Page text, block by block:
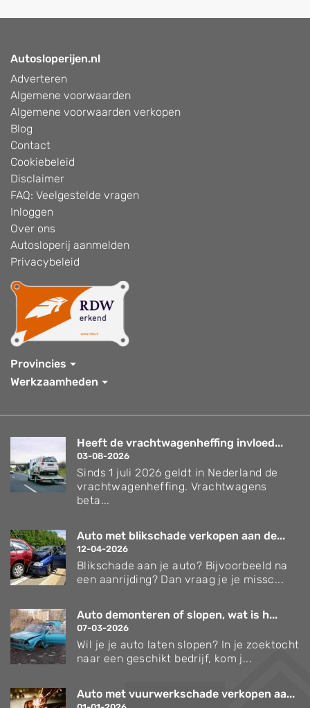
Autosloperijen.nl
Adverteren
Algemene voorwaarden
Algemene voorwaarden verkopen
Blog
Contact
Cookiebeleid
Disclaimer
FAQ: Veelgestelde vragen
Inloggen
Over ons
Autosloperij aanmelden
Privacybeleid
Provincies
Werkzaamheden
Heeft de vrachtwagenheffing invloed...
03-08-2026
Sinds 1 juli 2026 geldt in Nederland de
vrachtwagenheffing. Vrachtwagens
beta...
Auto met blikschade verkopen aan de...
12-04-2026
Blikschade aan je auto? Bijvoorbeeld na
een aanrijding? Dan vraag je je missc...
Auto demonteren of slopen, wat is h...
07-03-2026
Wil je je auto laten slopen? In je zoektocht
naar een geschikt bedrijf, kom j...
Auto met vuurwerkschade verkopen aa...